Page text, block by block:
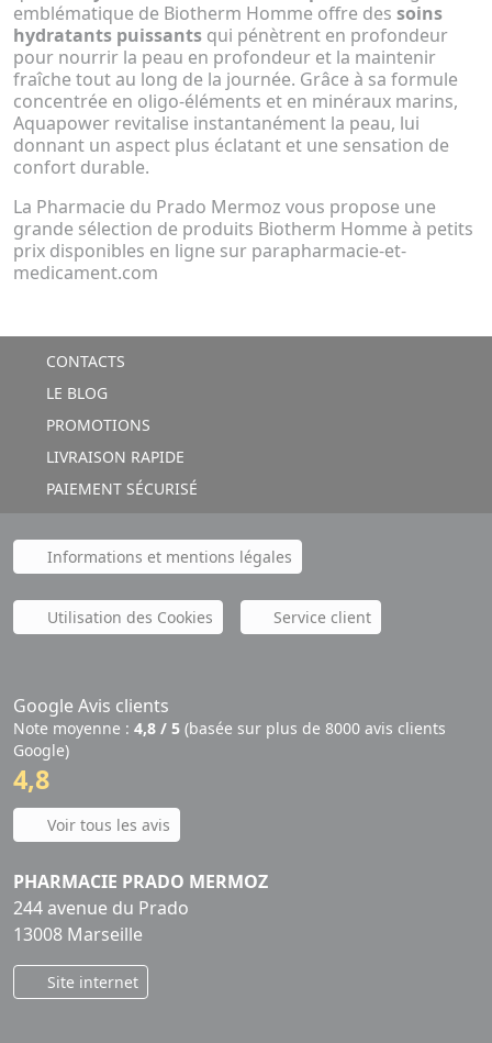
emblématique de Biotherm Homme offre des soins
hydratants puissants qui pénètrent en profondeur
pour nourrir la peau en profondeur et la maintenir
fraîche tout au long de la journée. Grâce à sa formule
concentrée en oligo-éléments et en minéraux marins,
Aquapower revitalise instantanément la peau, lui
donnant un aspect plus éclatant et une sensation de
confort durable.
La Pharmacie du Prado Mermoz vous propose une
grande sélection de produits Biotherm Homme à petits
prix disponibles en ligne sur parapharmacie-et-
medicament.com
CONTACTS
LE BLOG
PROMOTIONS
LIVRAISON RAPIDE
PAIEMENT SÉCURISÉ
Informations et mentions légales
Utilisation des Cookies Service client
Google Avis clients
Note moyenne : 4,8 / 5 (basée sur plus de 8000 avis clients
Google)
4,8
Voir tous les avis
PHARMACIE PRADO MERMOZ
244 avenue du Prado
13008 Marseille
Site internet